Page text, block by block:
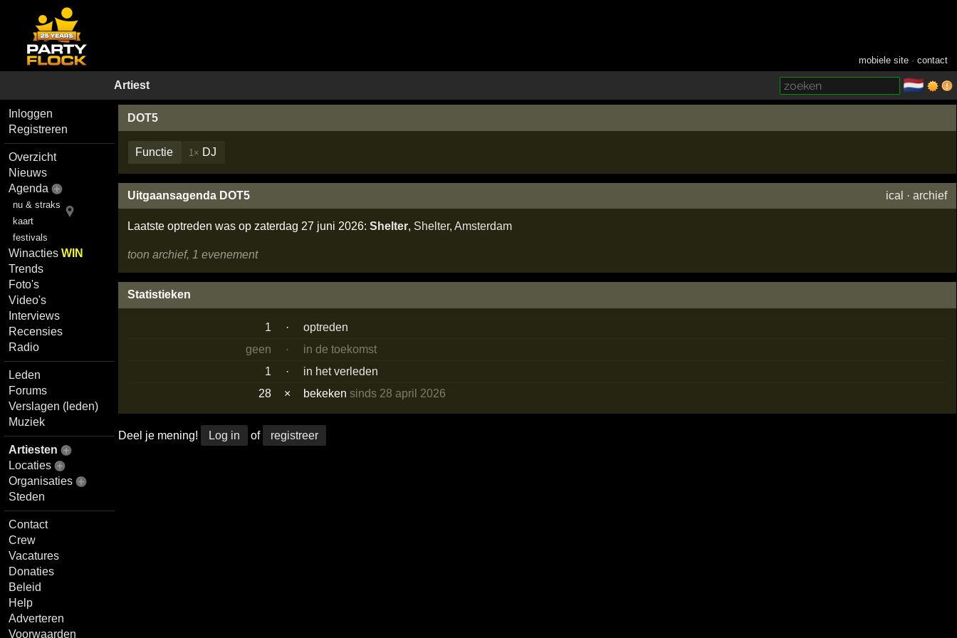
mobiele site ·contact
Artiest 🇳🇱
Inloggen
Registreren
Overzicht
Nieuws
Agenda
nu & straks
kaart
festivals
WinactiesWIN
Trends
Foto's
Video's
Interviews
Recensies
Radio
Leden
Forums
Verslagen (leden)
Muziek
Artiesten
Locaties
Organisaties
Steden
Contact
Crew
Vacatures
Donaties
Beleid
Help
Adverteren
Voorwaarden
DOT5
Functie 1× DJ
Uitgaansagenda DOT5 ical ·archief
Laatste optreden was op zaterdag 27 juni 2026: Shelter, Shelter, Amsterdam
toon archief, 1 evenement
Statistieken
1 ·
optreden
geen
·
in de toekomst
1
·
in het verleden
28
× bekekensinds 28 april 2026
Deel je mening! Log in of registreer